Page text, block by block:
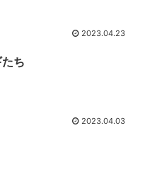
2023.04.23
ち
2023.04.03